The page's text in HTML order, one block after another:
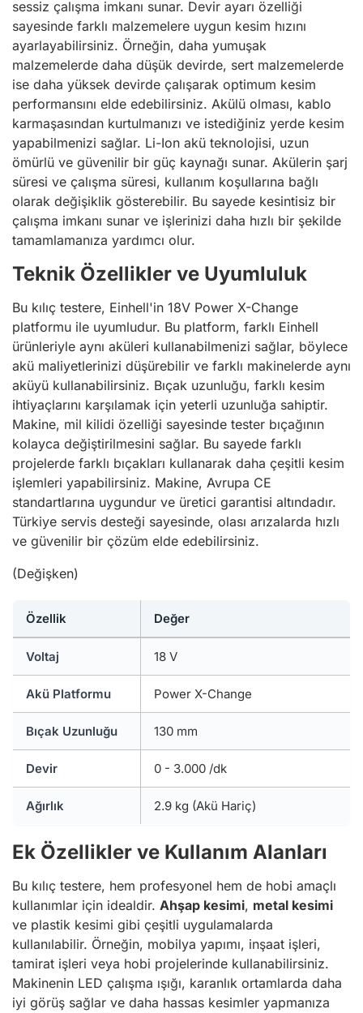
sessiz çalışma imkanı sunar. Devir ayarı özelliği
sayesinde farklı malzemelere uygun kesim hızını
ayarlayabilirsiniz. Örneğin, daha yumuşak
malzemelerde daha düşük devirde, sert malzemelerde
ise daha yüksek devirde çalışarak optimum kesim
performansını elde edebilirsiniz. Akülü olması, kablo
karmaşasından kurtulmanızı ve istediğiniz yerde kesim
yapabilmenizi sağlar. Li-Ion akü teknolojisi, uzun
ömürlü ve güvenilir bir güç kaynağı sunar. Akülerin şarj
süresi ve çalışma süresi, kullanım koşullarına bağlı
olarak değişiklik gösterebilir. Bu sayede kesintisiz bir
çalışma imkanı sunar ve işlerinizi daha hızlı bir şekilde
tamamlamanıza yardımcı olur.
Teknik Özellikler ve Uyumluluk
Bu kılıç testere, Einhell'in 18V Power X-Change
platformu ile uyumludur. Bu platform, farklı Einhell
ürünleriyle aynı aküleri kullanabilmenizi sağlar, böylece
akü maliyetlerinizi düşürebilir ve farklı makinelerde aynı
aküyü kullanabilirsiniz. Bıçak uzunluğu, farklı kesim
ihtiyaçlarını karşılamak için yeterli uzunluğa sahiptir.
Makine, mil kilidi özelliği sayesinde tester bıçağının
kolayca değiştirilmesini sağlar. Bu sayede farklı
projelerde farklı bıçakları kullanarak daha çeşitli kesim
işlemleri yapabilirsiniz. Makine, Avrupa CE
standartlarına uygundur ve üretici garantisi altındadır.
Türkiye servis desteği sayesinde, olası arızalarda hızlı
ve güvenilir bir çözüm elde edebilirsiniz.
(Değişken)
Özellik Değer
Voltaj 18 V
Akü Platformu Power X-Change
Bıçak Uzunluğu 130 mm
Devir 0 - 3.000 /dk
Ağırlık 2.9 kg (Akü Hariç)
Ek Özellikler ve Kullanım Alanları
Bu kılıç testere, hem profesyonel hem de hobi amaçlı
kullanımlar için idealdir. Ahşap kesimi, metal kesimi
ve plastik kesimi gibi çeşitli uygulamalarda
kullanılabilir. Örneğin, mobilya yapımı, inşaat işleri,
tamirat işleri veya hobi projelerinde kullanabilirsiniz.
Makinenin LED çalışma ışığı, karanlık ortamlarda daha
iyi görüş sağlar ve daha hassas kesimler yapmanıza